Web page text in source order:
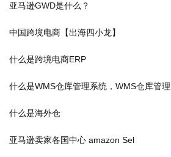
亚马逊GWD是什么？
中国跨境电商【出海四小龙】
什么是跨境电商ERP
什么是WMS仓库管理系统，WMS仓库管理
什么是海外仓
亚马逊卖家各国中心 amazon Sel